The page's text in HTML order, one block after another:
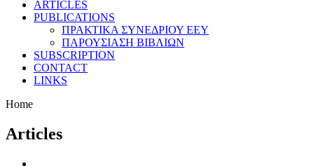
ARTICLES
PUBLICATIONS
ΠΡΑΚΤΙΚΑ ΣΥΝΕΔΡΙΟΥ ΕΕΥ
ΠΑΡΟΥΣΙΑΣΗ ΒΙΒΛΙΩΝ
SUBSCRIPTION
CONTACT
LINKS
Home
Articles